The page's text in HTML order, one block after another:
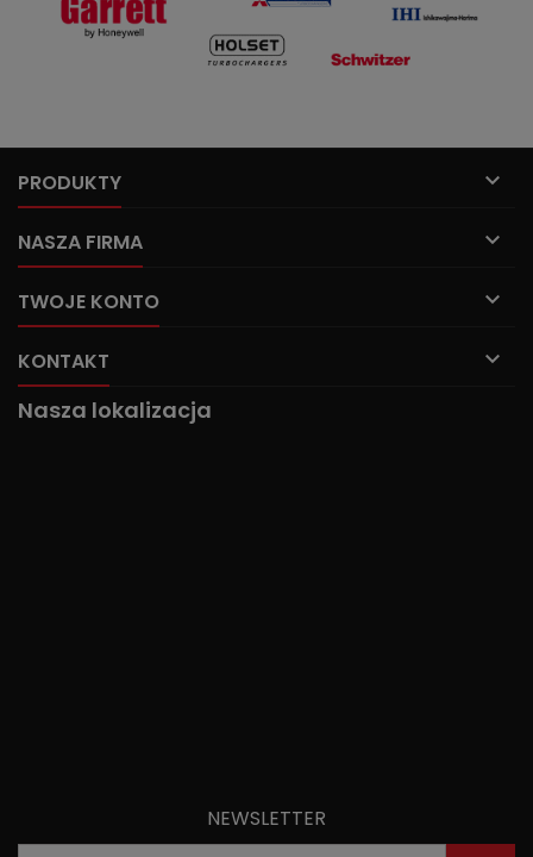
PRODUKTY 
NASZA FIRMA 
TWOJE KONTO 
KONTAKT 
Nasza lokalizacja
NEWSLETTER